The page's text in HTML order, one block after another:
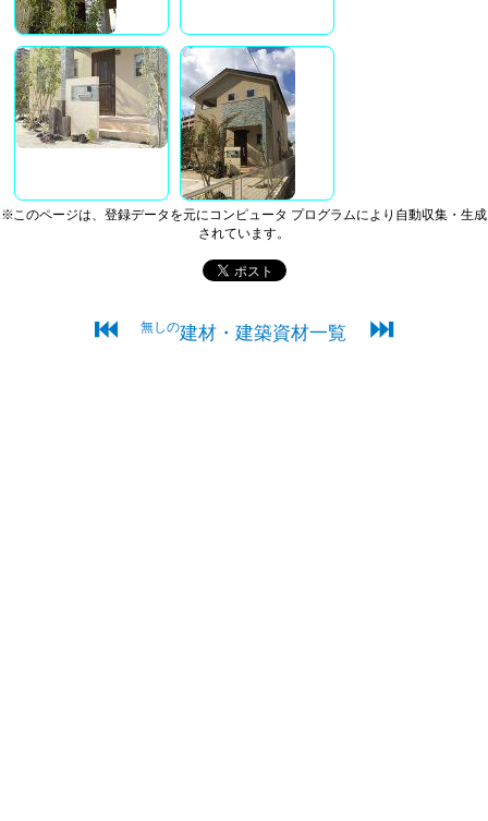
※このページは、登録データを元にコンピュータ プログラムにより自動収集・生成
されています。
⏮ 無しの建材・建築資材一覧 ⏭